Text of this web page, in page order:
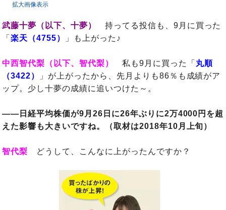
拡大画像表示
武藤十夢（以下、十夢）
持ってる投信も、9月に買った
「楽天（4755） 」も上がった♪
中西智代梨（以下、智代梨） 私も9月に買った「 丸順
（3422）
」が上がったから、先月よりも86％も成績がア
ップ。少し十夢の成績に追いつけた～。
――日経平均株価が9月26日に26年ぶりに2万4000円を超
えた影響も大きいですね。（取材は2018年10月上旬）
智代梨 どうして、こんなに上がったんですか？